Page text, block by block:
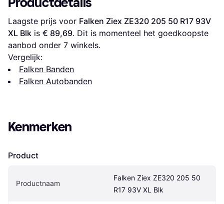
Laagste prijs voor Falken Ziex ZE320 205 50 R17 93V
XL Blk is € 89,69. Dit is momenteel het goedkoopste
aanbod onder 7 winkels.
Vergelijk:
Falken Banden
Falken Autobanden
Kenmerken
Product
Productnaam
Falken Ziex ZE320 205 50
R17 93V XL Blk